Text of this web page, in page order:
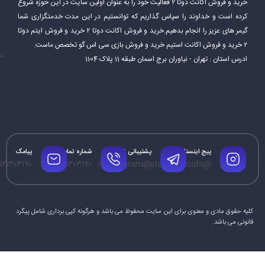
Steam همچنین قابلیت‌های اضافی ارائه می‌دهد که به بازیکنان امکان
می‌دهد از آن لذت ببرند. این شامل سابقه بازی، برنامه و نمایه بازیکنان و
خرید و فروش اکانت دوتا ۲ فعالیت خود را به عنوان اولین سایت در این حوزه شروع
کرده است و خداوند را سپاس گذاریم که توانستیم در این مدت خدمتگزاری شما
گیمر های عزیز را انجام بدهیم.خرید و فروش اکانت دوتا ۲ خرید و فروش ایتم دوتا
۲ خرید و فروش اکانت استیم خرید و فروش بازی سی اس گو تخصص ماست.
ادرس استان : تهران - نیاوران برج اسمان طبقه 11 پلاک 1104
پیج اینستاگرام
@steamforoshi
پشتیبانی تلگرام
@mrtelegram
شماره تماس
۰۹۱۲۱۳۰۳۱۷۰
پیامک
کلیه حقوق مادی و معنوی برای این سایت محفوظ می باشد و هرگونه کپی برداری شامل پیگرد
قانونی می باشد.